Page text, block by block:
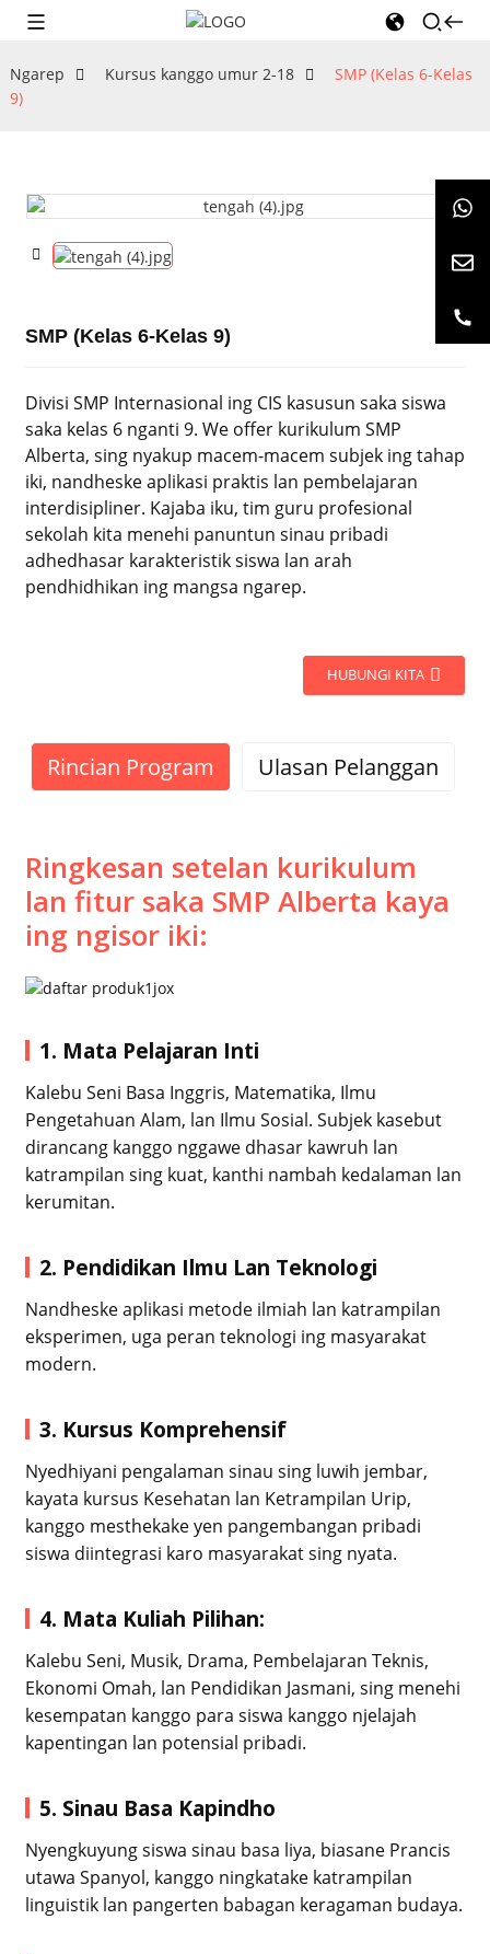
Ngarep Kursus kanggo umur 2-18
SMP (Kelas 6-Kelas
9)
SMP (Kelas 6-Kelas 9)
Divisi SMP Internasional ing CIS kasusun saka siswa
saka kelas 6 nganti 9. We offer kurikulum SMP
Alberta, sing nyakup macem-macem subjek ing tahap
iki, nandheske aplikasi praktis lan pembelajaran
interdisipliner. Kajaba iku, tim guru profesional
sekolah kita menehi panuntun sinau pribadi
adhedhasar karakteristik siswa lan arah
pendhidhikan ing mangsa ngarep.
HUBUNGI KITA
Rincian Program Ulasan Pelanggan
Ringkesan setelan kurikulum
lan fitur saka SMP Alberta kaya
ing ngisor iki:
1. Mata Pelajaran Inti
Kalebu Seni Basa Inggris, Matematika, Ilmu
Pengetahuan Alam, lan Ilmu Sosial. Subjek kasebut
dirancang kanggo nggawe dhasar kawruh lan
katrampilan sing kuat, kanthi nambah kedalaman lan
kerumitan.
2. Pendidikan Ilmu Lan Teknologi
Nandheske aplikasi metode ilmiah lan katrampilan
eksperimen, uga peran teknologi ing masyarakat
modern.
3. Kursus Komprehensif
Nyedhiyani pengalaman sinau sing luwih jembar,
kayata kursus Kesehatan lan Ketrampilan Urip,
kanggo mesthekake yen pangembangan pribadi
siswa diintegrasi karo masyarakat sing nyata.
4. Mata Kuliah Pilihan:
Kalebu Seni, Musik, Drama, Pembelajaran Teknis,
Ekonomi Omah, lan Pendidikan Jasmani, sing menehi
kesempatan kanggo para siswa kanggo njelajah
kapentingan lan potensial pribadi.
5. Sinau Basa Kapindho
Nyengkuyung siswa sinau basa liya, biasane Prancis
utawa Spanyol, kanggo ningkatake katrampilan
linguistik lan pangerten babagan keragaman budaya.